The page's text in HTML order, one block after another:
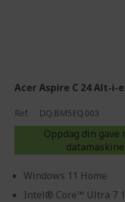
Acer Aspire C 24 Alt-i-
Ref. DQ.BM5EQ.003
Oppdag din
Windows 11 Home
Intel® Core™ Ultra 7